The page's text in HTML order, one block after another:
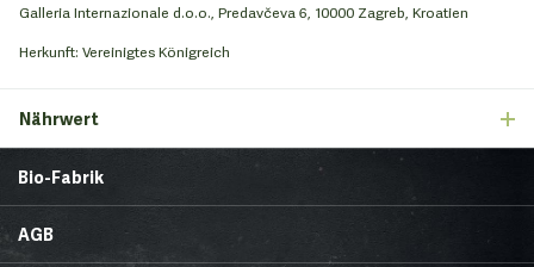
Galleria Internazionale d.o.o., Predavčeva 6, 10000 Zagreb, Kroatien
Herkunft: Vereinigtes Königreich
Nährwert
Bio-Fabrik
News
AGB